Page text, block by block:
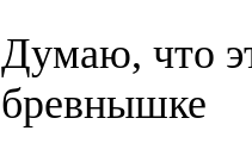
Думаю, что
бревнышке